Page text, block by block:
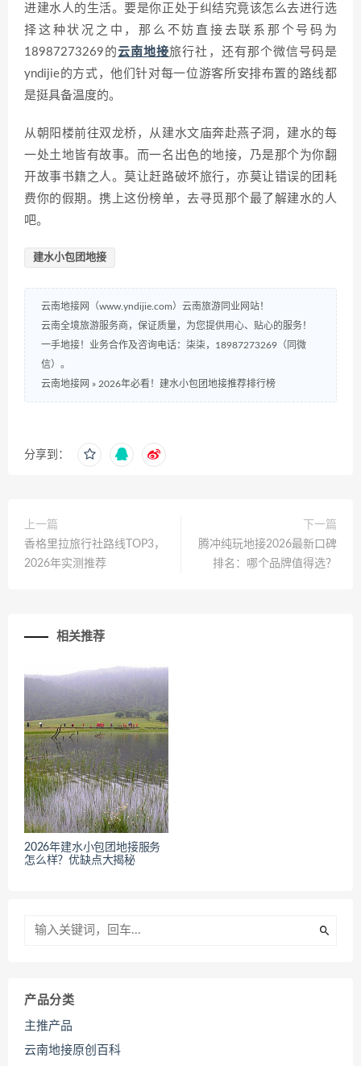
进建水人的生活。要是你正处于纠结究竟该怎么去进行选
择这种状况之中，那么不妨直接去联系那个号码为
18987273269的云南地接旅行社，还有那个微信号码是
yndijie的方式，他们针对每一位游客所安排布置的路线都
是挺具备温度的。
从朝阳楼前往双龙桥，从建水文庙奔赴燕子洞，建水的每
一处土地皆有故事。而一名出色的地接，乃是那个为你翻
开故事书籍之人。莫让赶路破坏旅行，亦莫让错误的团耗
费你的假期。携上这份榜单，去寻觅那个最了解建水的人
吧。
建水小包团地接
云南地接网（www.yndijie.com）云南旅游同业网站！
云南全境旅游服务商，保证质量，为您提供用心、贴心的服务！
一手地接！业务合作及咨询电话：柒柒，18987273269（同微
信）。
云南地接网 » 2026年必看！建水小包团地接推荐排行榜
分享到：
上一篇
香格里拉旅行社路线TOP3，
2026年实测推荐
下一篇
腾冲纯玩地接2026最新口碑
排名：哪个品牌值得选？
相关推荐
2026年建水小包团地接服务
怎么样？优缺点大揭秘
产品分类
主推产品
云南地接原创百科